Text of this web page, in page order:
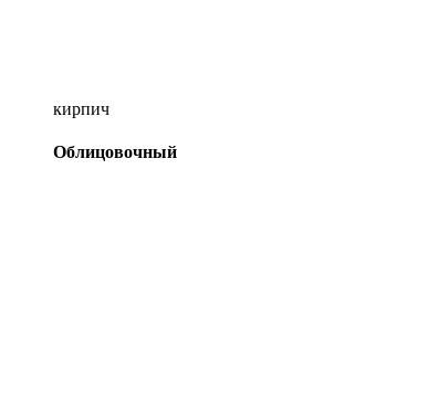
кирпич
Облицовочный